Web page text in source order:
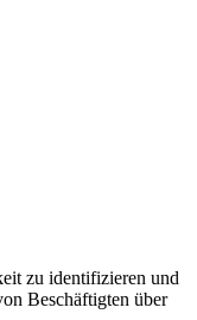
zu identifizieren und
Beschäftigten über